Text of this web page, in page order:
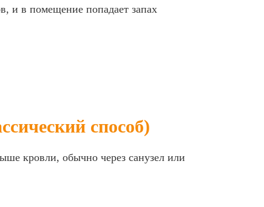
и в помещение попадает запах
способ)
кровли, обычно через санузел или